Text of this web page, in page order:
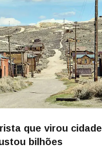
que virou cidade
bilhões